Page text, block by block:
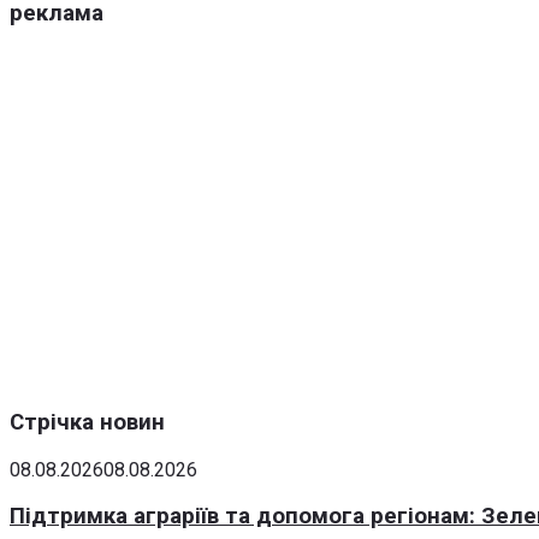
реклама
Стрічка новин
08.08.202608.08.2026
Підтримка аграріїв та допомога регіонам: